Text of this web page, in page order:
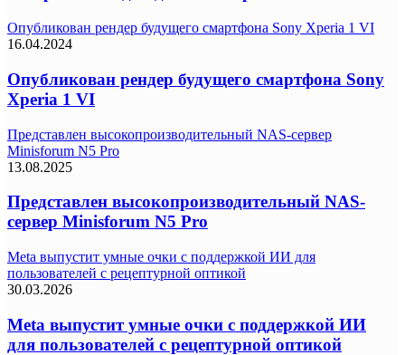
Опубликован рендер будущего смартфона Sony Xperia 1 VI
16.04.2024
Опубликован рендер будущего смартфона Sony
Xperia 1 VI
Представлен высокопроизводительный NAS-сервер
Minisforum N5 Pro
13.08.2025
Представлен высокопроизводительный NAS-
сервер Minisforum N5 Pro
Meta выпустит умные очки с поддержкой ИИ для
пользователей с рецептурной оптикой
30.03.2026
Meta выпустит умные очки с поддержкой ИИ
для пользователей с рецептурной оптикой